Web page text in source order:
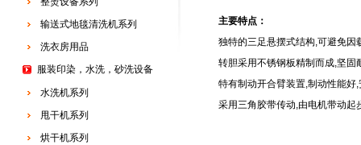
输送式地毯清洗机系列
洗衣房用品
服装印染，水洗，砂洗设备
水洗机系列
甩干机系列
烘干机系列
主要特点：
独特的三足悬摆式结构,可避免因
转胆采用不锈钢板精制而成,坚固
特有制动开合臂装置,制动性能好
采用三角胶带传动,由电机带动起